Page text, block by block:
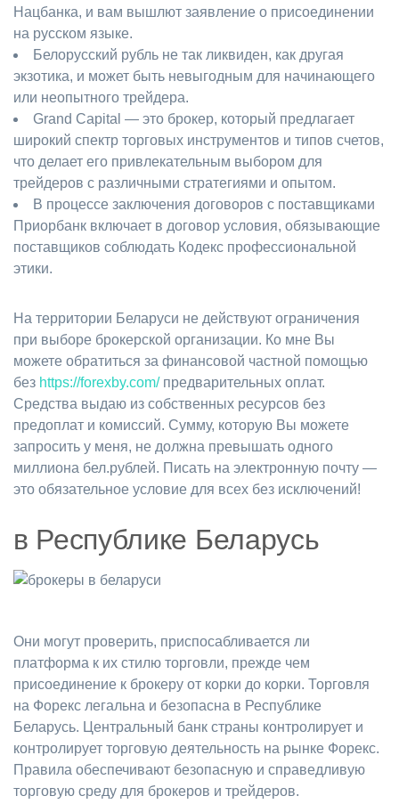
Нацбанка, и вам вышлют заявление о присоединении
на русском языке.
Белорусский рубль не так ликвиден, как другая
экзотика, и может быть невыгодным для начинающего
или неопытного трейдера.
Grand Capital — это брокер, который предлагает
широкий спектр торговых инструментов и типов счетов,
что делает его привлекательным выбором для
трейдеров с различными стратегиями и опытом.
В процессе заключения договоров с поставщиками
Приорбанк включает в договор условия, обязывающие
поставщиков соблюдать Кодекс профессиональной
этики.
На территории Беларуси не действуют ограничения
при выборе брокерской организации. Ко мне Вы
можете обратиться за финансовой частной помощью
без https://forexby.com/предварительных оплат.
Средства выдаю из собственных ресурсов без
предоплат и комиссий. Сумму, которую Вы можете
запросить у меня, не должна превышать одного
миллиона бел.рублей. Писать на электронную почту —
это обязательное условие для всех без исключений!
в Республике Беларусь
Они могут проверить, приспосабливается ли
платформа к их стилю торговли, прежде чем
присоединение к брокеру от корки до корки. Торговля
на Форекс легальна и безопасна в Республике
Беларусь. Центральный банк страны контролирует и
контролирует торговую деятельность на рынке Форекс.
Правила обеспечивают безопасную и справедливую
торговую среду для брокеров и трейдеров.